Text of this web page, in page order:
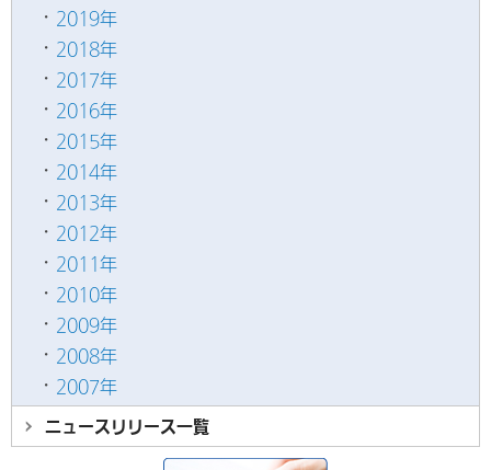
2019年
2018年
2017年
2016年
2015年
2014年
2013年
2012年
2011年
2010年
2009年
2008年
2007年
ニュースリリース一覧